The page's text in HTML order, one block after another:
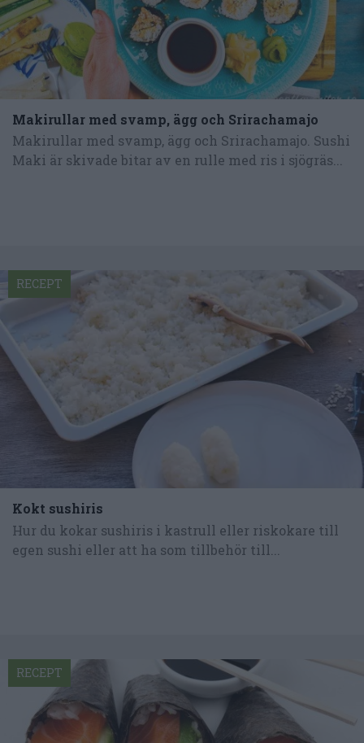
Makirullar med svamp, ägg och Srirachamajo
Makirullar med svamp, ägg och Srirachamajo. Sushi
Maki är skivade bitar av en rulle med ris i sjögräs...
Kokt sushiris
Hur du kokar sushiris i kastrull eller riskokare till
egen sushi eller att ha som tillbehör till...
RECEPT
RECEPT